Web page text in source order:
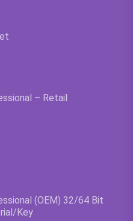
– Retail
(OEM) 32/64 Bit
Key